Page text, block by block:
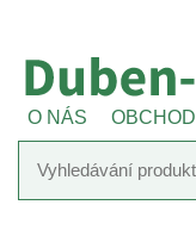
O NÁS